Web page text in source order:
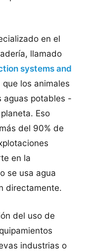
en el
llamado
systems and
los animales
aguas potables -
Eso
del 90% de
en la
se usa agua
directamente.
del uso de
industrias o